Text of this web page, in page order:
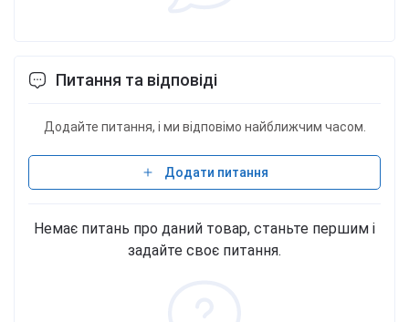
Питання та відповіді
Додайте питання, і ми відповімо найближчим часом.
Додати питання
Немає питань про даний товар, станьте першим і
задайте своє питання.